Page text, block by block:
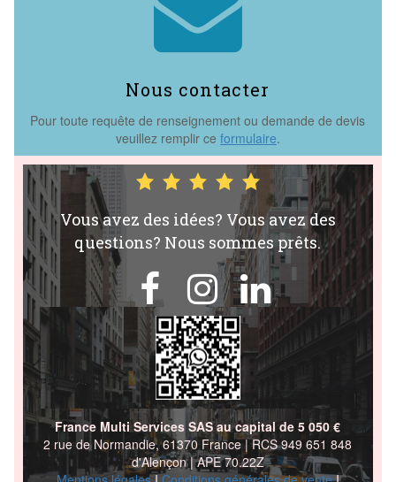
Nous contacter
Pour toute requête de renseignement ou demande de devis
veuillez remplir ce formulaire.
Vous avez des idées? Vous avez des
questions? Nous sommes prêts.
  
France Multi Services SAS au capital de 5 050 €
2 rue de Normandie, 61370 France | RCS 949 651 848
d'Alençon | APE 70.22Z